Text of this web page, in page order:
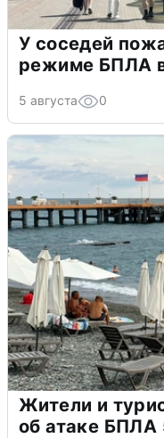
У соседей
режиме БПЛА
5 августа 0
Жители и
об атаке БПЛА